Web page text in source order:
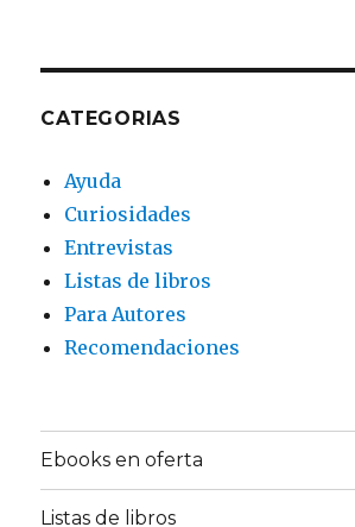
CATEGORIAS
Ayuda
Curiosidades
Entrevistas
Listas de libros
Para Autores
Recomendaciones
Ebooks en oferta
Listas de libros